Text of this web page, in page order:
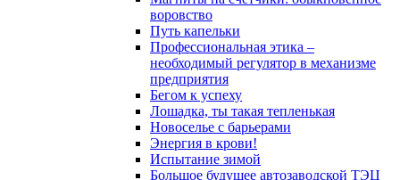
воровство
Путь капельки
Профессиональная этика –
необходимый регулятор в механизме
предприятия
Бегом к успеху
Лошадка, ты такая тепленькая
Новоселье с барьерами
Энергия в крови!
Испытание зимой
Большое будущее автозаводской ТЭЦ